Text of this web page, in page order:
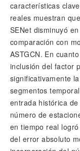
características
reales muestran
SENet disminuyó
comparación con
ASTGCN. En
inclusión del factor
significativamente
segmentos
entrada histórica
número de
en tiempo real
del error absoluto